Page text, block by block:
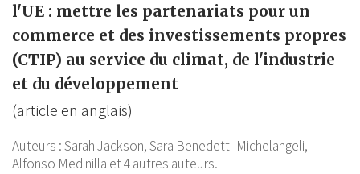
l'UE : mettre les partenariats pour un
commerce et des investissements propres
(CTIP) au service du climat, de l'industrie
et du développement
(article en anglais)
Auteurs :Sarah Jackson,Sara Benedetti-Michelangeli,
Alfonso Medinilla et 4 autres auteurs.